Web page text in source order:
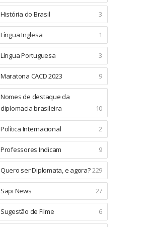
História do Brasil 3
Língua Inglesa 1
Língua Portuguesa 3
Maratona CACD 2023 9
Nomes de destaque da
diplomacia brasileira
10
Política Internacional 2
Professores Indicam 9
Quero ser Diplomata, e agora?229
Sapi News 27
Sugestão de Filme 6